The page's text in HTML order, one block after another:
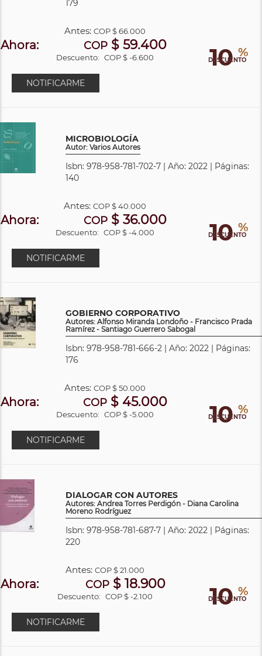
179
10 %
DESCUENTO
Antes: COP$ 66.000
Ahora: COP $ 59.400
Descuento: COP $ -6.600
NOTIFICARME
MICROBIOLOGÍA
Autor: Varios Autores
Isbn: 978-958-781-702-7 | Año: 2022 | Páginas:
140
10 %
DESCUENTO
Antes: COP$ 40.000
Ahora: COP $ 36.000
Descuento: COP $ -4.000
NOTIFICARME
GOBIERNO CORPORATIVO
Autores: Alfonso Miranda Londoño - Francisco Prada
Ramírez - Santiago Guerrero Sabogal
Isbn: 978-958-781-666-2 | Año: 2022 | Páginas:
176
10 %
DESCUENTO
Antes: COP$ 50.000
Ahora: COP $ 45.000
Descuento: COP $ -5.000
NOTIFICARME
DIALOGAR CON AUTORES
Autores: Andrea Torres Perdigón - Diana Carolina
Moreno Rodríguez
Isbn: 978-958-781-687-7 | Año: 2022 | Páginas:
220
10 %
DESCUENTO
Antes: COP$ 21.000
Ahora: COP$ 18.900
Descuento: COP $ -2.100
NOTIFICARME